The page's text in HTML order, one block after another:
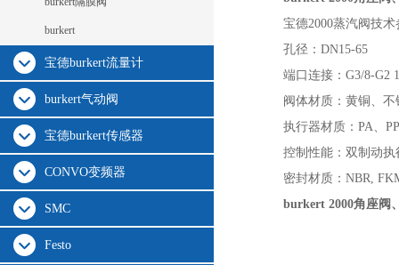
burkert
宝德burkert流量计
burkert气动阀
宝德burkert传感器
CONVO变频器
SMC
Festo
宝德2000蒸汽阀技术
孔径：DN15-65
端口连接：G3/8-G2
阀体材质：黄铜、不
执行器材质：PA、
控制性能：双制动执
密封材质：NBR,
burkert 2000角座阀